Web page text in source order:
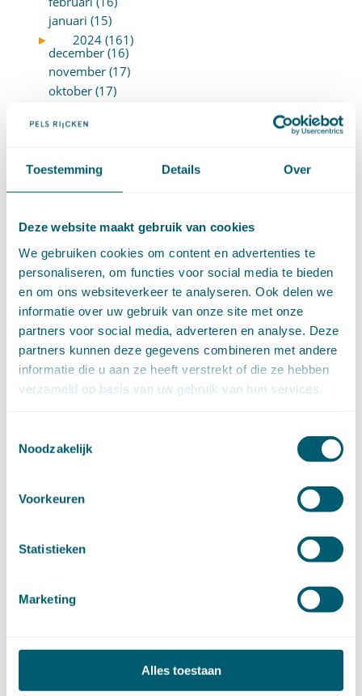
Toestemming Details Over
Deze website maakt gebruik van cookies
We gebruiken cookies om content en advertenties te
personaliseren, om functies voor social media te bieden
en om ons websiteverkeer te analyseren. Ook delen we
informatie over uw gebruik van onze site met onze
partners voor social media, adverteren en analyse. Deze
partners kunnen deze gegevens combineren met andere
informatie die u aan ze heeft verstrekt of die ze hebben
verzameld op basis van uw gebruik van hun services.
Noodzakelijk
Voorkeuren
Statistieken
Marketing
Alles toestaan
januari (15)
►
2024 (161)
december (16)
november (17)
oktober (17)
augustus (10)
juni (7)
maart (17)
januari (18)
►
2023 (177)
december (12)
november (16)
oktober (17)
september (14)
augustus (9)
juli (19)
april (13)
januari (14)
november (18)
september (12)
augustus (4)
juni (16)
april (13)